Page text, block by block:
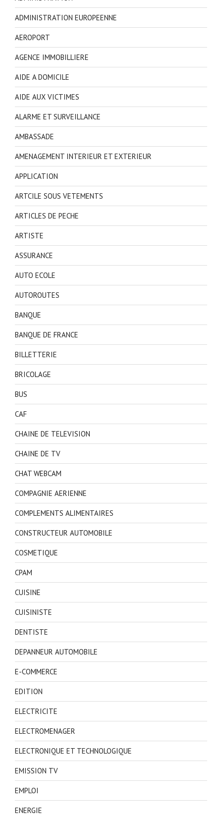
ADMINISTRATION EUROPEENNE
AEROPORT
AGENCE IMMOBILLIERE
AIDE A DOMICILE
AIDE AUX VICTIMES
ALARME ET SURVEILLANCE
AMBASSADE
AMENAGEMENT INTERIEUR ET EXTERIEUR
APPLICATION
ARTCILE SOUS VETEMENTS
ARTICLES DE PECHE
ARTISTE
ASSURANCE
AUTO ECOLE
AUTOROUTES
BANQUE
BANQUE DE FRANCE
BILLETTERIE
BRICOLAGE
BUS
CAF
CHAINE DE TELEVISION
CHAINE DE TV
CHAT WEBCAM
COMPAGNIE AERIENNE
COMPLEMENTS ALIMENTAIRES
CONSTRUCTEUR AUTOMOBILE
COSMETIQUE
CPAM
CUISINE
CUISINISTE
DENTISTE
DEPANNEUR AUTOMOBILE
E-COMMERCE
EDITION
ELECTRICITE
ELECTROMENAGER
ELECTRONIQUE ET TECHNOLOGIQUE
EMISSION TV
EMPLOI
ENERGIE